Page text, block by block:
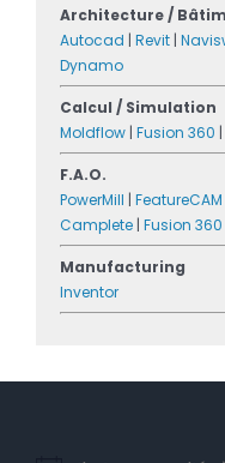
Architecture /
Autocad | Revit |
Dynamo
Calcul / Simulation
Moldflow | Fusion 360 |
F.A.O.
PowerMill | FeatureCAM
Camplete | Fusion 360
Manufacturing
Inventor